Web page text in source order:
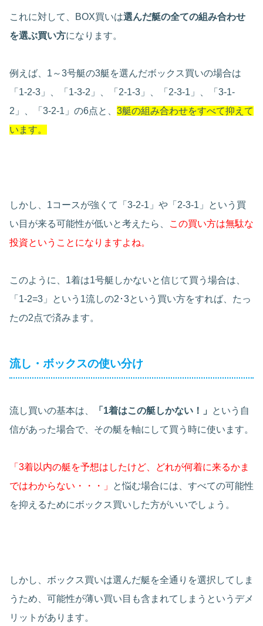
これに対して、BOX買いは選んだ艇の全ての組み合わせ
を選ぶ買い方になります。
例えば、1～3号艇の3艇を選んだボックス買いの場合は
「1-2-3」、「1-3-2」、「2-1-3」、「2-3-1」、「3-1-
2」、「3-2-1」の6点と、 3艇の組み合わせをすべて抑えて
います。
しかし、1コースが強くて「3-2-1」や「2-3-1」という買
い目が来る可能性が低いと考えたら、
この買い方は無駄な
投資ということになりますよね。
このように、1着は1号艇しかないと信じて買う場合は、
「1-2=3」という1流しの2･3という買い方をすれば、たっ
たの2点で済みます。
流し・ボックスの使い分け
流し買いの基本は、 「1着はこの艇しかない！」
という自
信があった場合で、その艇を軸にして買う時に使います。
「3着以内の艇を予想はしたけど、どれが何着に来るかま
ではわからない・・・」
と悩む場合には、すべての可能性
を抑えるためにボックス買いした方がいいでしょう。
しかし、ボックス買いは選んだ艇を全通りを選択してしま
うため、可能性が薄い買い目も含まれてしまうというデメ
リットがあります。